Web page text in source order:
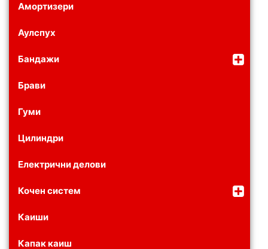
Амортизери
Аулспух
Бандажи
Брави
Гуми
Цилиндри
Електрични делови
Кочен систем
Каиши
Капак каиш